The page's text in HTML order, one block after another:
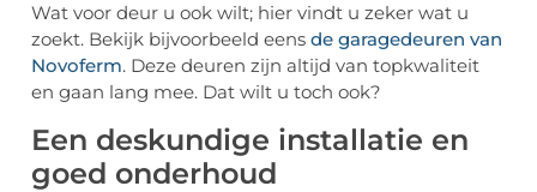
Wat voor deur u ook wilt; hier vindt u zeker wat u
zoekt. Bekijk bijvoorbeeld eens de garagedeuren van
Novoferm. Deze deuren zijn altijd van topkwaliteit
en gaan lang mee. Dat wilt u toch ook?
Een deskundige installatie en
goed onderhoud